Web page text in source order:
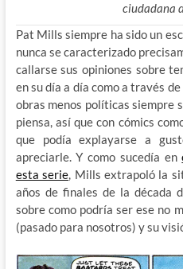
ciudadana
Pat Mills siempre ha sido un
nunca se caracterizado
callarse sus opiniones sobre
en su día a día como a través
obras menos políticas siempre
piensa, así que con cómics
que podía explayarse a
apreciarle. Y como sucedía en
esta serie, Mills extrapoló la
años de finales de la década
sobre como podría ser ese no
(pasado para nosotros) y su